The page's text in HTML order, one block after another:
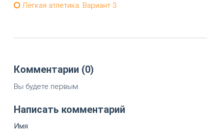
Лёгкая атлетика. Вариант 3
Комментарии (0)
Вы будете первым.
Написать комментарий
Имя